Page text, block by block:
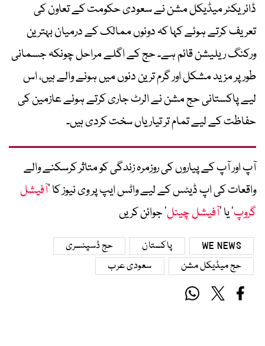
ڈائریکٹر میڈیکل مشن نے سعودی حکومت کے تعاون کی
تعریف کرتے ہوئے کہا کہ دونوں ممالک کے درمیان بہترین
ورکنگ ریلیشن قائم ہے۔ حج کے اگلے مراحل چونکہ جسمانی
طور پر مزید مشکل اور گرم ترین دنوں میں ہونے والے ہیں، اس
لیے پاکستانی حج مشن نے الرٹ جاری کرتے ہوئے عازمین کی
حفاظت کے لیے تمام تر تیاریاں سخت کردی ہیں۔
آپ اور آپ کے پیاروں کی روزمرہ زندگی کو متاثر کرسکنے والے
واقعات کی اپ ڈیٹس کے لیے واٹس ایپ پر وی نیوز کا ’آفیشل
گروپ‘ یا ’آفیشل چینل‘ جوائن کریں
WE NEWS پاکستان
حج ڈسپنسری
حج میڈیکل مشن
سعودی عرب